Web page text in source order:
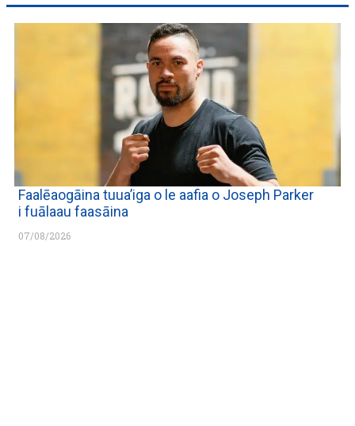
Faalēaogāina tuua’iga o le aafia o Joseph Parker
i fuālaau faasāina
07/08/2026